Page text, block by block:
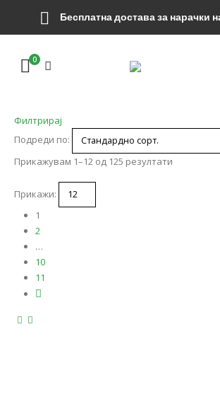
Бесплатна достава за нарачки
0
Филтрирај
Подреди по:
Прикажувам 1–12 од 125 резултати
Прикажи:
1
2
…
10
11